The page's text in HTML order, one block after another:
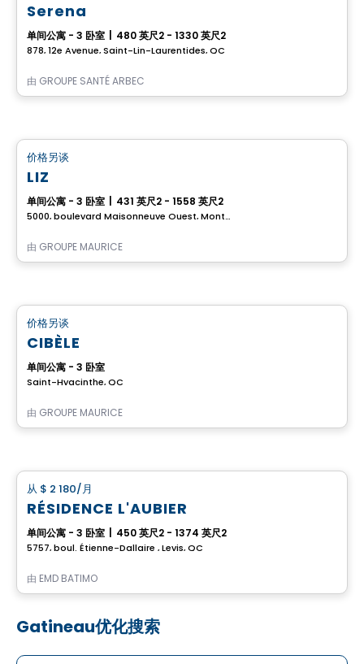
Serena
单间公寓 - 3 卧室 480 英尺2 - 1330 英尺2
878, 12e Avenue, Saint-Lin-Laurentides, QC
由 GROUPE SANTÉ ARBEC
价格另谈
LIZ
单间公寓 - 3 卧室 431 英尺2 - 1558 英尺2
5000, boulevard Maisonneuve Ouest, Montreal, QC
由 GROUPE MAURICE
价格另谈
CIBÈLE
单间公寓 - 3 卧室
Saint-Hyacinthe, QC
由 GROUPE MAURICE
从 $ 2 180/月
RÉSIDENCE L'AUBIER
单间公寓 - 3 卧室 450 英尺2 - 1374 英尺2
5757, boul. Étienne-Dallaire , Levis, QC
由 EMD BATIMO
Gatineau优化搜索